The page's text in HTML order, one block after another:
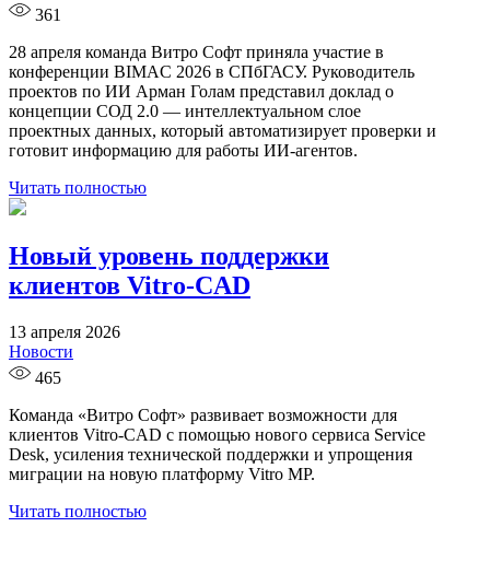
361
28 апреля команда Витро Софт приняла участие в
конференции BIMAC 2026 в СПбГАСУ. Руководитель
проектов по ИИ Арман Голам представил доклад о
концепции СОД 2.0 — интеллектуальном слое
проектных данных, который автоматизирует проверки и
готовит информацию для работы ИИ-агентов.
Читать полностью
Новый уровень поддержки
клиентов Vitro-CAD
13 апреля 2026
Новости
465
Команда «Витро Софт» развивает возможности для
клиентов Vitro-CAD с помощью нового сервиса Service
Desk, усиления технической поддержки и упрощения
миграции на новую платформу Vitro MP.
Читать полностью